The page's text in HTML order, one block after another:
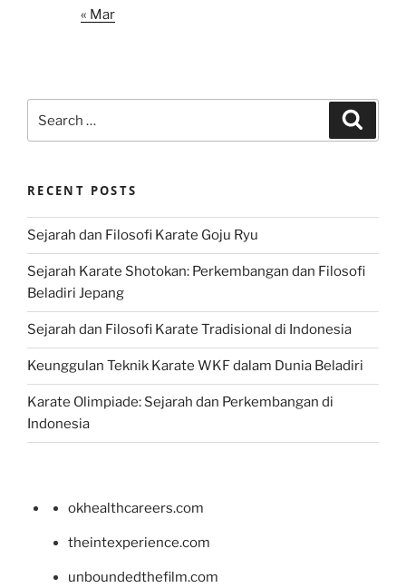
« Mar
for:
RECENT POSTS
Sejarah dan Filosofi Karate Goju Ryu
Sejarah Karate Shotokan: Perkembangan dan Filosofi
Beladiri Jepang
Sejarah dan Filosofi Karate Tradisional di Indonesia
Keunggulan Teknik Karate WKF dalam Dunia Beladiri
Karate Olimpiade: Sejarah dan Perkembangan di
Indonesia
okhealthcareers.com
theintexperience.com
unboundedthefilm.com